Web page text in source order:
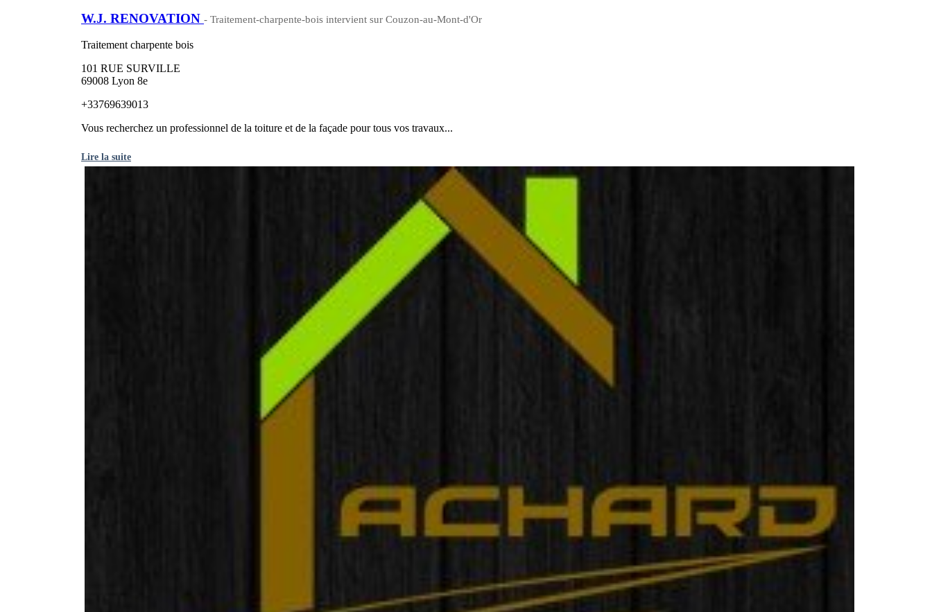
W.J. RENOVATION - Traitement-charpente-bois intervient sur Couzon-au-Mont-d'Or
Traitement charpente bois
101 RUE SURVILLE
69008 Lyon 8e
+33769639013
Vous recherchez un professionnel de la toiture et de la façade pour tous vos travaux...
Lire la suite